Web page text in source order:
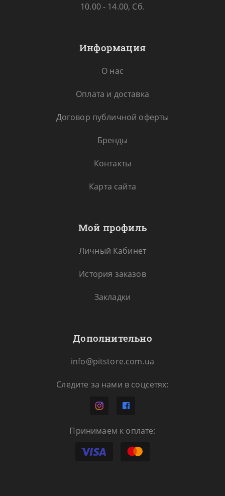
10.00 - 14.00, Сб.
Информация
О нас
Оплата и доставка
Договор публичной оферты
Бренды
Контакты
Карта сайта
Мой профиль
Личный Кабинет
История заказов
Закладки
Дополнительно
info@pitstore.com.ua
Следите за нами в соцсетях:
Принимаем к оплате: